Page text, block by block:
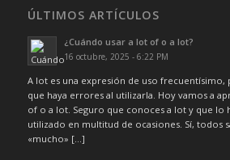
ÚLTIMOS ARTÍCULOS
¿Cuándo usar a lot of o a lot?
16 octubre, 2025 - 6:22 PM
A lot es una expresión de uso frecuentísimo,
que haya errores al utilizarla. Hoy vamos a
of o a lot. Seguro que conoces a lot y que lo
utilizado en multitud de ocasiones. Sí, todos
«mucho» […]